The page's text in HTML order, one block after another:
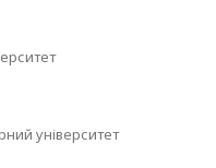
університет